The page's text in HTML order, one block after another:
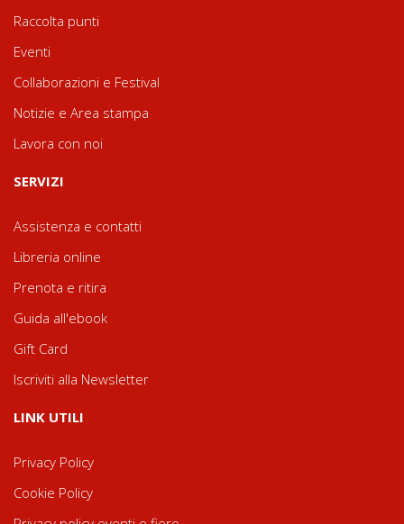
Raccolta punti
Eventi
Collaborazioni e Festival
Notizie e Area stampa
Lavora con noi
SERVIZI
Assistenza e contatti
Libreria online
Prenota e ritira
Guida all'ebook
Gift Card
Iscriviti alla Newsletter
LINK UTILI
Privacy Policy
Cookie Policy